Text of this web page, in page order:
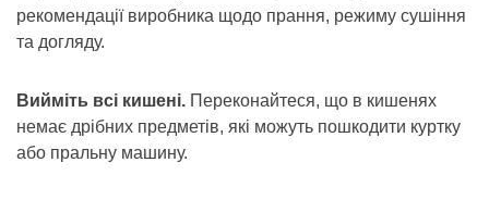
рекомендації виробника щодо прання, режиму сушіння
та догляду.
Вийміть всі кишені. Переконайтеся, що в кишенях
немає дрібних предметів, які можуть пошкодити куртку
або пральну машину.